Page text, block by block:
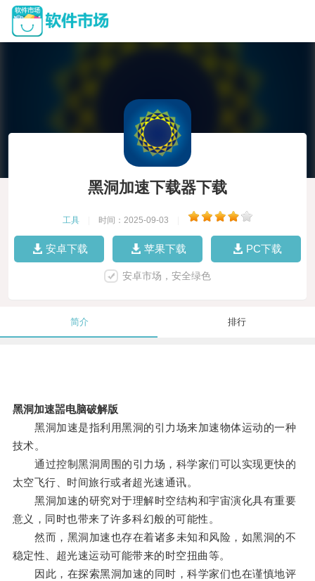
黑洞加速下载器下载
工具 时间：2025-09-03
安卓下载 苹果下载 PC下载
安卓市场，安全绿色
简介 排行
黑洞加速噐电脑破解版
黑洞加速是指利用黑洞的引力场来加速物体运动的一种
技术。
通过控制黑洞周围的引力场，科学家们可以实现更快的
太空飞行、时间旅行或者超光速通讯。
黑洞加速的研究对于理解时空结构和宇宙演化具有重要
意义，同时也带来了许多科幻般的可能性。
然而，黑洞加速也存在着诸多未知和风险，如黑洞的不
稳定性、超光速运动可能带来的时空扭曲等。
因此，在探索黑洞加速的同时，科学家们也在谨慎地评